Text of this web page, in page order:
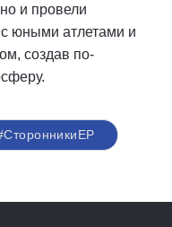
и провели
юными атлетами и
создав по-